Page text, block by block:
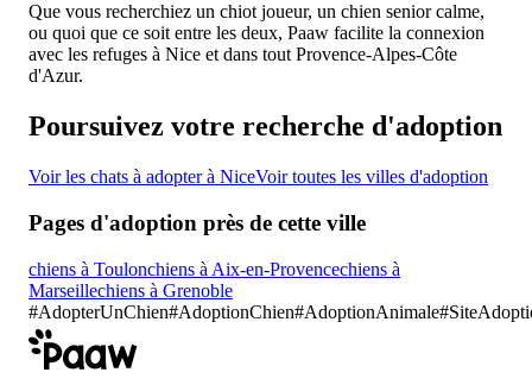
Que vous recherchiez un chiot joueur, un chien senior calme,
ou quoi que ce soit entre les deux, Paaw facilite la connexion
avec les refuges à Nice et dans tout Provence-Alpes-Côte
d'Azur.
Poursuivez votre recherche d'adoption
Voir les chats à adopter à NiceVoir toutes les villes d'adoption
Pages d'adoption près de cette ville
chiens à Toulonchiens à Aix-en-Provencechiens à
Marseillechiens à Grenoble
#AdopterUnChien#AdoptionChien#AdoptionAnimale